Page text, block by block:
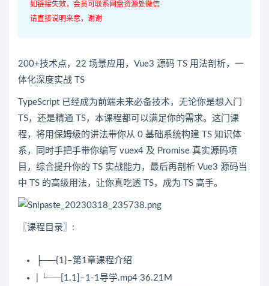
如链接失效，会员可联系网盘资源处微信
请直接说明来意，谢谢
200+技术点，22 场景应用， Vue3 源码 TS 用法剖析，一
体化深度实战
TS
TypeScript 已经成为前端未来必备技术，无论你是想入门
TS，还是精通 TS，本课程都可以满足你的需求。这门课
程，将用保姆级的讲法带你从 0 基础系统构建 TS 知识体
系，同时手把手带你编写 vuex4 及 Promise 真实源码项
目，综合提升你的 TS 实战能力，最后再剖析 Vue3 源码当
中 TS 的高级用法，让你真吃透 TS，成为 TS 高手。
〖课程目录〗:
├──{1}–第1章课程介绍
| └──[1.1]–1-1导学.mp4 36.21M